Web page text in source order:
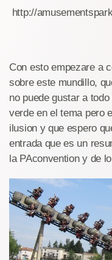
http://
Con esto empezare a
sobre este mundillo,
no puede gustar a
verde en el tema pero
ilusion y que espero
entrada que es un
la PAconvention y de